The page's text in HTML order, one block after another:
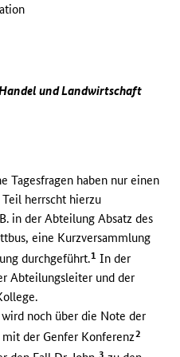
und Landwirtschaft
Tagesfragen haben nur einen
herrscht hierzu
in der Abteilung Absatz des
eine Kurzversammlung
durchgeführt.1 In der
Abteilungsleiter und der
noch über die Note der
der Genfer Konferenz2
3